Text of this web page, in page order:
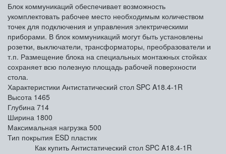
Блок коммуникаций обеспечивает возможность
укомплектовать рабочее место необходимым количеством
точек для подключения и управления электрическими
приборами. В блок коммуникаций могут быть установлены
розетки, выключатели, трансформаторы, преобразователи и
т.п. Размещение блока на специальных монтажных стойках
сохраняет всю полезную площадь рабочей поверхности
стола.
Характеристики Антистатический стол SPC A18.4-1R
Высота 1465
Глубина 714
Ширина 1800
Максимальная нагрузка 500
Тип покрытия ESD пластик
Как купить Антистатический стол SPC A18.4-1R